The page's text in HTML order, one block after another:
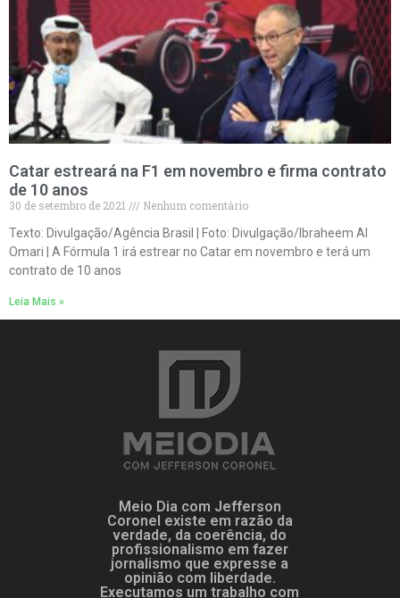
Catar estreará na F1 em novembro e firma contrato
de 10 anos
30 de setembro de 2021
Nenhum comentário
Texto: Divulgação/Agência Brasil | Foto: Divulgação/Ibraheem Al
Omari | A Fórmula 1 irá estrear no Catar em novembro e terá um
contrato de 10 anos
Leia Mais »
Meio Dia com Jefferson
Coronel existe em razão da
verdade, da coerência, do
profissionalismo em fazer
jornalismo que expresse a
opinião com liberdade.
Executamos um trabalho com